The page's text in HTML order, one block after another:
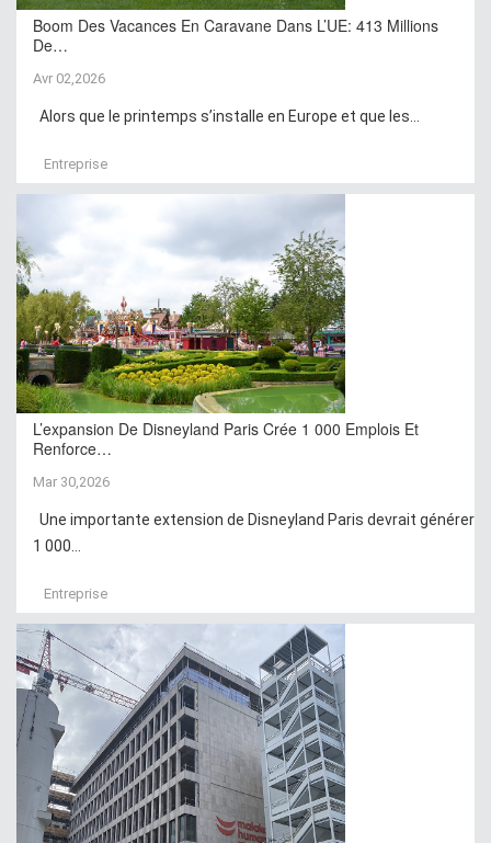
Boom Des Vacances En Caravane Dans L’UE: 413 Millions
De…
Avr 02,2026
Alors que le printemps s’installe en Europe et que les...
Entreprise
L’expansion De Disneyland Paris Crée 1 000 Emplois Et
Renforce…
Mar 30,2026
Une importante extension de Disneyland Paris devrait générer
1 000...
Entreprise